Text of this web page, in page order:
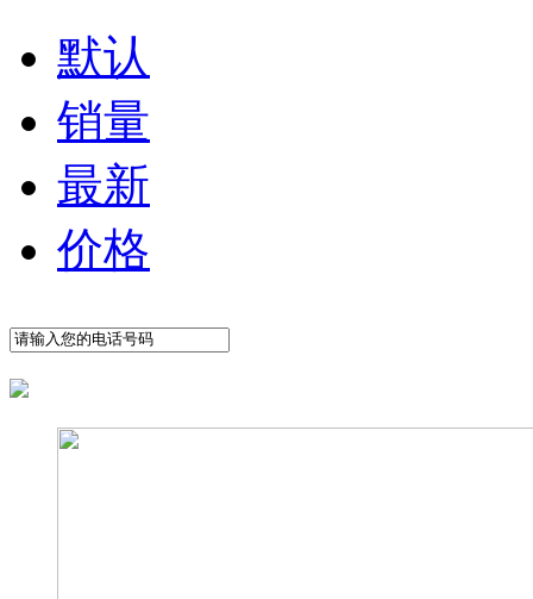
默认
销量
最新
价格